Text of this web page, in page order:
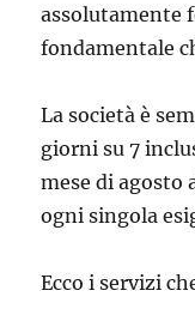
assolutamente
fondamentale
La società è
giorni su 7
mese di agosto
ogni singola
Ecco i servizi